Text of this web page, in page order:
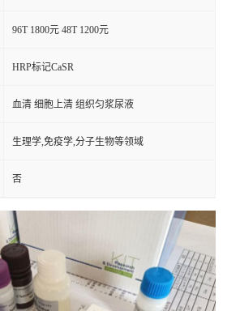
96T 1800元 48T 1200元
HRP标记CaSR
血清 细胞上清 组织匀浆尿液
生理学,免疫学,分子生物等领域
否